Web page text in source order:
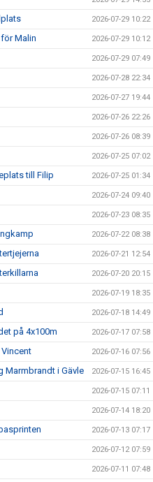
2026-07-29 10:22
Malin 2026-07-29 10:12
2026-07-29 07:49
2026-07-28 22:34
2026-07-27 19:44
2026-07-26 22:26
2026-07-26 08:39
2026-07-25 07:02
till Filip 2026-07-25 01:34
2026-07-24 09:40
2026-07-23 08:35
2026-07-22 08:38
2026-07-21 12:54
2026-07-20 20:15
2026-07-19 18:35
2026-07-18 14:49
på 4x100m 2026-07-17 07:58
2026-07-16 07:56
Marmbrandt i Gävle 2026-07-15 16:45
2026-07-15 07:11
2026-07-14 18:20
2026-07-13 07:17
2026-07-12 07:59
2026-07-11 07:48